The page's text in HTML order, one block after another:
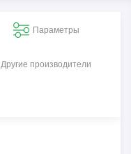
Параметры
Другие производители